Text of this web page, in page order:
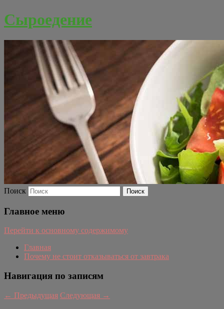
Сыроедение
Поиск
Главное меню
Перейти к основному содержимому
Главная
Почему не стоит отказываться от завтрака
Навигация по записям
← Предыдущая Следующая →